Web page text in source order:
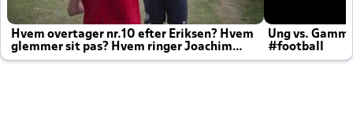
Hvem overtager nr.10 efter Eriksen? Hvem
glemmer sit pas? Hvem ringer Joachim
altid til efter kampe?
Ung vs.
#football